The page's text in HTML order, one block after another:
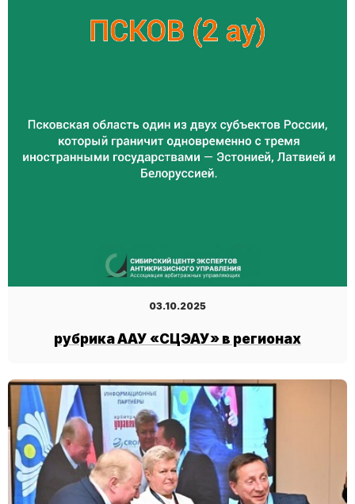
03.10.2025
рубрика ААУ «СЦЭАУ» в регионах